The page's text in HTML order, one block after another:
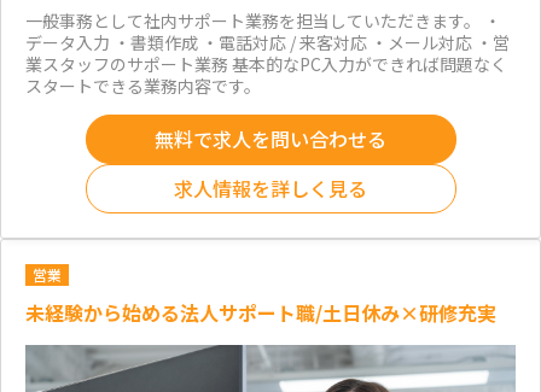
一般事務として社内サポート業務を担当していただきます。 ・
データ入力 ・書類作成 ・電話対応 / 来客対応 ・メール対応 ・営
業スタッフのサポート業務 基本的なPC入力ができれば問題なく
スタートできる業務内容です。
無料で求人を問い合わせる
求人情報を詳しく見る
営業
未経験から始める法人サポート職/土日休み×研修充実